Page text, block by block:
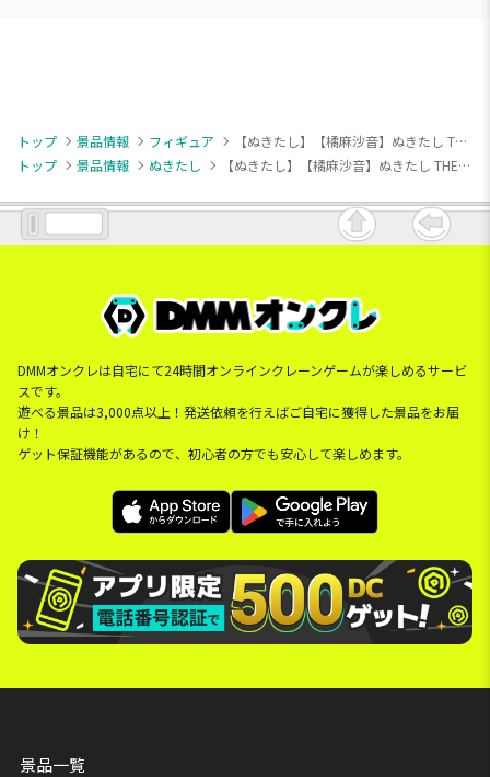
トップ 景品情報 フィギュア
【ぬきたし】【橘麻沙音】ぬきたし THE ANIMATION ちょこのせ [PM]フィギュア“橘麻沙音”
トップ
景品情報 ぬきたし 【ぬきたし】【橘麻沙音】ぬきたし THE ANIMATION ちょこのせ [PM]フィギュア“橘麻沙音”
DMMオンクレは自宅にて24時間オンラインクレーンゲームが楽しめるサービ
スです。
遊べる景品は3,000点以上！発送依頼を行えばご自宅に獲得した景品をお届
け！
ゲット保証機能があるので、初心者の方でも安心して楽しめます。
景品一覧